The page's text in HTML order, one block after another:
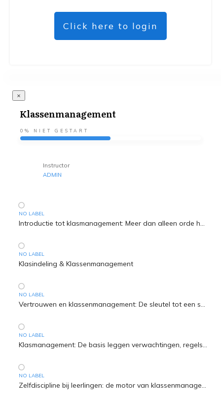
Click here to login
Klassenmanagement
0% NIET GESTART
Instructor
ADMIN
NO LABEL
NO LABEL
Klasindeling & Klassenmanagement
NO LABEL
NO LABEL
NO LABEL